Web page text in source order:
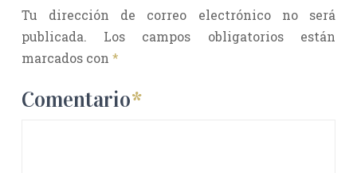
Tu dirección de correo electrónico no será
publicada.
Los campos obligatorios están
marcados con *
Comentario*